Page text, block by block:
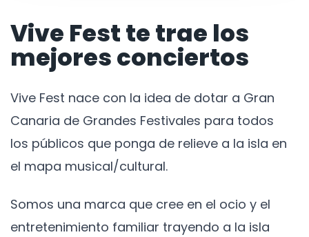
Vive Fest te trae los
mejores conciertos
Vive Fest nace con la idea de dotar a Gran
Canaria de Grandes Festivales para todos
los públicos que ponga de relieve a la isla en
el mapa musical/cultural.
Somos una marca que cree en el ocio y el
entretenimiento familiar trayendo a la isla